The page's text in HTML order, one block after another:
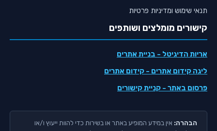
תנאי שימוש ומדיניות פרטיות
קישורים מומלצים ושותפים
אריות הדיגיטל - בניית אתרים
ליגה קידום אתרים - קידום אתרים
פרסום באתר - קניית קישורים
הבהרה: אין במידע המופיע באתר או בשירות כדי להוות ייעוץ ו/או